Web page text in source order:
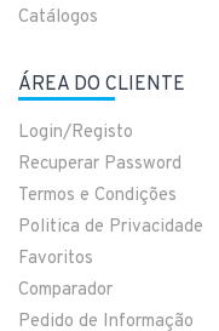
Catálogos
ÁREA DO CLIENTE
Login/Registo
Recuperar Password
Termos e Condições
Politica de Privacidade
Favoritos
Comparador
Pedido de Informação